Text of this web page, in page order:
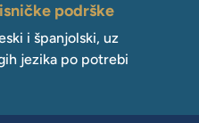
podrške
i španjolski, uz
jezika po potrebi